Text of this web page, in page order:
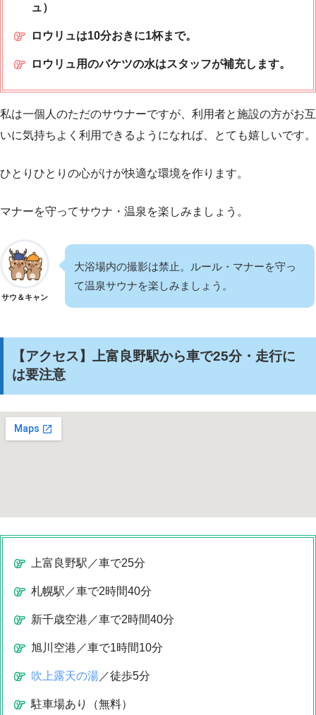
ュ）
ロウリュは10分おきに1杯まで。
ロウリュ用のバケツの水はスタッフが補充します。
私は一個人のただのサウナーですが、利用者と施設の方がお互
いに気持ちよく利用できるようになれば、とても嬉しいです。
ひとりひとりの心がけが快適な環境を作ります。
マナーを守ってサウナ・温泉を楽しみましょう。
サウ＆キャン
大浴場内の撮影は禁止。ルール・マナーを守っ
て温泉サウナを楽しみましょう。
【アクセス】上富良野駅から車で25分・走行に
は要注意
上富良野駅／車で25分
札幌駅／車で2時間40分
新千歳空港／車で2時間40分
旭川空港／車で1時間10分
吹上露天の湯 ／徒歩5分
駐車場あり（無料）